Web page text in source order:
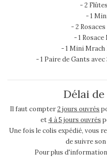
- 2
- 1
- 2
- 1
- 1 Mini Mrach
- 1 Paire de Gants
Délai
Il faut compter2 jours ouvrés
et4 à 5 jours ouvrés
Une fois le colis expédié, vous
de suivre
Pour plus